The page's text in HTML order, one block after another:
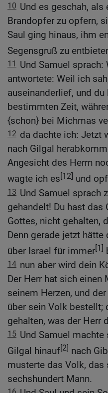
10 Und es geschah, als
Brandopfer zu opfern,
Saul ging hinaus, ihm
Segensgruß zu
11
Und Samuel sprach:
antwortete: Weil ich
auseinanderlief, und
bestimmten Zeit,
{schon} bei Michmas
12 da dachte ich: Jetzt
nach Gilgal
Angesicht des Herrn
wagte ich es[12] und
13 Und Samuel sprach
gehandelt! Du hast das
Gottes, nicht gehalten,
Denn gerade jetzt
über Israel für immer[1]
14 nun aber wird dein
Der Herr hat sich einen
seinem Herzen, und
über sein Volk bestellt;
gehalten, was der Herr
15 Und Samuel
Gilgal hinauf[2] nach
musterte das Volk,
sechshundert Mann.